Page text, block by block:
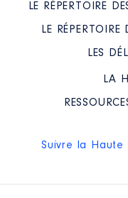
LE RÉPERTOIRE
LE RÉPERTOIRE
LES
LA
Suivre la Haute